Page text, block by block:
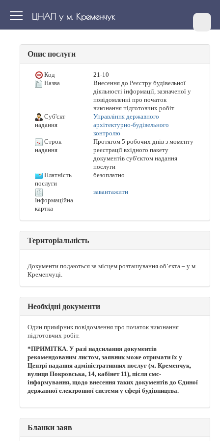
ЦНАП у м. Кременчук
Опис послуги
Код
21-10
Назва
Внесення до Реєстру будівельної
діяльності інформації, зазначеної у
повідомленні про початок
виконання підготовчих робіт
Суб'єкт
надання
Управління державного
архітектурно-будівельного
контролю
Строк
надання
Протягом 5 робочих днів з моменту
реєстрації вхідного пакету
документів суб'єктом надання
послуги
Платність
послуги
безоплатно
Інформаційна
картка
завантажити
Територіальність
Документи подаються за місцем розташування об’єкта – у м.
Кременчуці.
Необхідні документи
Один примірник повідомлення про початок виконання
підготовчих робіт.
*ПРИМІТКА. У разі надсилання документів
рекомендованим листом, заявник може отримати їх у
Центрі надання адміністративних послуг (м. Кременчук,
вулиця Покровська, 14, кабінет 11), після смс-
інформування, щодо внесення таких документів до Єдиної
державної електронної системи у сфері будівництва.
Бланки заяв